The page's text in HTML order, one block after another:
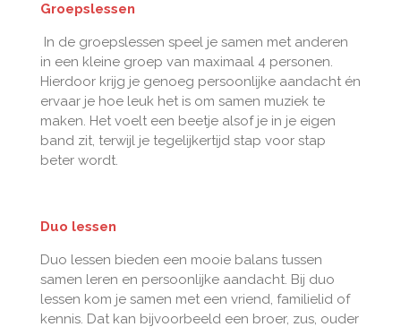
Groepslessen
In de groepslessen speel je samen met anderen
in een kleine groep van maximaal 4 personen.
Hierdoor krijg je genoeg persoonlijke aandacht én
ervaar je hoe leuk het is om samen muziek te
maken. Het voelt een beetje alsof je in je eigen
band zit, terwijl je tegelijkertijd stap voor stap
beter wordt.
Duo lessen
Duo lessen bieden een mooie balans tussen
samen leren en persoonlijke aandacht. Bij duo
lessen kom je samen met een vriend, familielid of
kennis. Dat kan bijvoorbeeld een broer, zus, ouder